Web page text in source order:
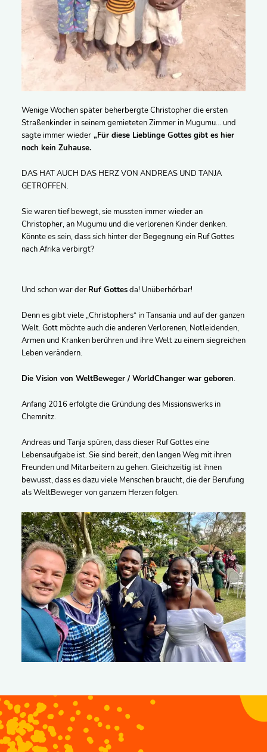
Wenige Wochen später beherbergte Christopher die ersten
Straßenkinder in seinem gemieteten Zimmer in Mugumu… und
sagte immer wieder„Für diese Lieblinge Gottes gibt es hier
noch kein Zuhause.
DAS HAT AUCH DAS HERZ VON ANDREAS UND TANJA
GETROFFEN.
Sie waren tief bewegt, sie mussten immer wieder an
Christopher, an Mugumu und die verlorenen Kinder denken.
Könnte es sein, dass sich hinter der Begegnung ein Ruf Gottes
nach Afrika verbirgt?
Und schon war der Ruf Gottesda! Unüberhörbar!
Denn es gibt viele „Christophers“ in Tansania und auf der ganzen
Welt. Gott möchte auch die anderen Verlorenen, Notleidenden,
Armen und Kranken berühren und ihre Welt zu einem siegreichen
Leben verändern.
Die Vision von WeltBeweger / WorldChanger war geboren.
Anfang 2016 erfolgte die Gründung des Missionswerks in
Chemnitz.
Andreas und Tanja spüren, dass dieser Ruf Gottes eine
Lebensaufgabe ist. Sie sind bereit, den langen Weg mit ihren
Freunden und Mitarbeitern zu gehen. Gleichzeitig ist ihnen
bewusst, dass es dazu viele Menschen braucht, die der Berufung
als WeltBeweger von ganzem Herzen folgen.